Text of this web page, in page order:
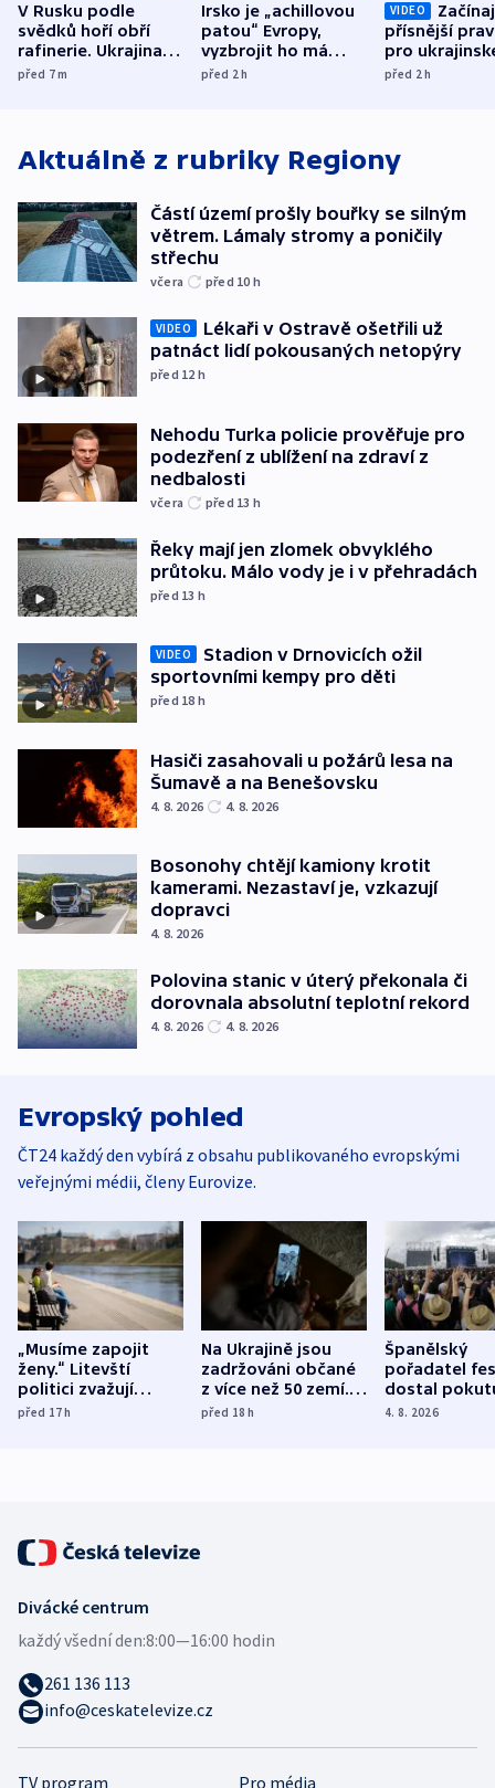
V Rusku podle
svědků hoří obří
rafinerie. Ukrajina
hlásí oběti
před 7m
Irsko je „achillovou
patou“ Evropy,
vyzbrojit ho má
Francie
před 2h
VIDEO
přísnější
pro
uprchlíky
před 2h
Aktuálně z rubriky Regiony
Částí území prošly bouřky se silným
větrem. Lámaly stromy a poničily
střechu
včera před 10 h
VIDEO
Lékaři v Ostravě ošetřili už
patnáct lidí pokousaných netopýry
před 12 h
Nehodu Turka policie prověřuje pro
podezření z ublížení na zdraví z
nedbalosti
včera před 13 h
Řeky mají jen zlomek obvyklého
průtoku. Málo vody je i v přehradách
před 13 h
VIDEO
Stadion v Drnovicích ožil
sportovními kempy pro děti
před 18 h
Hasiči zasahovali u požárů lesa na
Šumavě a na Benešovsku
4. 8. 2026 4. 8. 2026
Bosonohy chtějí kamiony krotit
kamerami. Nezastaví je, vzkazují
dopravci
4. 8. 2026
Polovina stanic v úterý překonala či
dorovnala absolutní teplotní rekord
4. 8. 2026 4. 8. 2026
Evropský pohled
ČT24 každý den vybírá z obsahu publikovaného evropskými
veřejnými médii, členy Eurovize.
„Musíme zapojit
ženy.“ Litevští
politici zvažují
dohodu o
před 17h
Na Ukrajině jsou
zadržováni občané
z více než 50 zemí.
Bojovali na straně
před 18h
Španělský
pořadatel
dostal
nekalé
4. 8. 2026
TV program Pro média
Divácké centrum
každý všední den:8:00—16:00 hodin
261 136 113
info@ceskatelevize.cz